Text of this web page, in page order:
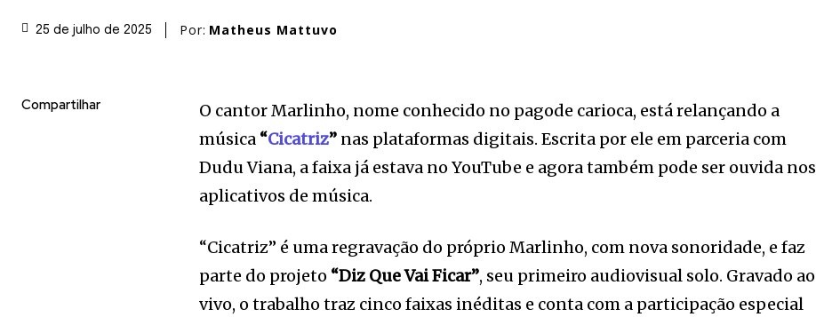
25 de julho de 2025 Por: Matheus Mattuvo
Compartilhar
O cantor Marlinho, nome conhecido no pagode carioca, está relançando a
música “Cicatriz” nas plataformas digitais. Escrita por ele em parceria com
Dudu Viana, a faixa já estava no YouTube e agora também pode ser ouvida nos
aplicativos de música.
“Cicatriz” é uma regravação do próprio Marlinho, com nova sonoridade, e faz
parte do projeto “Diz Que Vai Ficar”, seu primeiro audiovisual solo. Gravado ao
vivo, o trabalho traz cinco faixas inéditas e conta com a participação especial